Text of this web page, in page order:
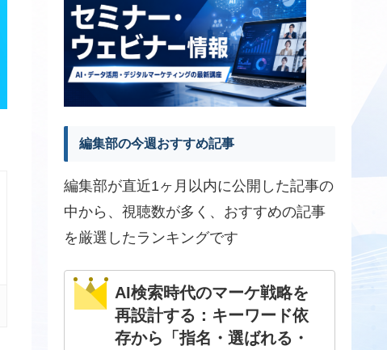
編集部の今週おすすめ記事
編集部が直近1ヶ月以内に公開した記事の
中から、視聴数が多く、おすすめの記事
を厳選したランキングです
AI検索時代のマーケ戦略を
再設計する：キーワード依
存から「指名・選ばれる・